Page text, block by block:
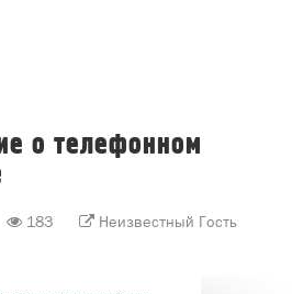
о телефонном
183
Неизвестный Гость